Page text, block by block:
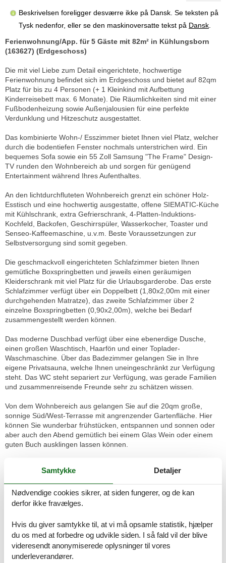
Beskrivelsen foreligger desværre ikke på Dansk. Se teksten på
Tysk nedenfor, eller se den maskinoversatte tekst på Dansk
Ferienwohnung/App. für 5 Gäste mit 82m² in Kühlungsborn
(163627) (Erdgeschoss)
Die mit viel Liebe zum Detail eingerichtete, hochwertige
Ferienwohnung befindet sich im Erdgeschoss und bietet auf 82qm
Platz für bis zu 4 Personen (+ 1 Kleinkind mit Aufbettung
Kinderreisebett max. 6 Monate). Die Räumlichkeiten sind mit einer
Fußbodenheizung sowie Außenjalousien für eine perfekte
Verdunklung und Hitzeschutz ausgestattet.
Das kombinierte Wohn-/ Esszimmer bietet Ihnen viel Platz, welcher
durch die bodentiefen Fenster nochmals unterstrichen wird. Ein
bequemes Sofa sowie ein 55 Zoll Samsung "The Frame" Design-
TV runden den Wohnbereich ab und sorgen für genügend
Entertainment während Ihres Aufenthaltes.
An den lichtdurchfluteten Wohnbereich grenzt ein schöner Holz-
Esstisch und eine hochwertig ausgestatte, offene SIEMATIC-Küche
mit Kühlschrank, extra Gefrierschrank, 4-Platten-Induktions-
Kochfeld, Backofen, Geschirrspüler, Wasserkocher, Toaster und
Senseo-Kaffeemaschine, u.v.m. Beste Voraussetzungen zur
Selbstversorgung sind somit gegeben.
Die geschmackvoll eingerichteten Schlafzimmer bieten Ihnen
gemütliche Boxspringbetten und jeweils einen geräumigen
Kleiderschrank mit viel Platz für die Urlaubsgarderobe. Das erste
Schlafzimmer verfügt über ein Doppelbett (1,80x2,00m mit einer
durchgehenden Matratze), das zweite Schlafzimmer über 2
einzelne Boxspringbetten (0,90x2,00m), welche bei Bedarf
zusammengestellt werden können.
Das moderne Duschbad verfügt über eine ebenerdige Dusche,
einen großen Waschtisch, Haarfön und einer Toplader-
Waschmaschine. Über das Badezimmer gelangen Sie in Ihre
eigene Privatsauna, welche Ihnen uneingeschränkt zur Verfügung
steht. Das WC steht separiert zur Verfügung, was gerade Familien
und zusammenreisende Freunde sehr zu schätzen wissen.
Von dem Wohnbereich aus gelangen Sie auf die 20qm große,
sonnige Süd/West-Terrasse mit angrenzender Gartenfläche. Hier
können Sie wunderbar frühstücken, entspannen und sonnen oder
aber auch den Abend gemütlich bei einem Glas Wein oder einem
guten Buch ausklingen lassen können.
Trotz Urlaub möchten geschäftlich online bleiben oder Urlaubsfotos
und Eindrücke mit Freunden teilen?! Gerne können Sie unseren
Wir bitten um Verständnis, dass das Rauchen in unserer Unterkunft
nicht gestattet ist, auch tierische Begleiter müssen leider zu Hause
bleiben.
In diesen Preisen sind enthalten:
Samtykke Detaljer
Nødvendige cookies sikrer, at siden fungerer, og de kan
derfor ikke fravælges.
Hvis du giver samtykke til, at vi må opsamle statistik, hjælper
du os med at forbedre og udvikle siden. I så fald vil der blive
videresendt anonymiserede oplysninger til vores
underleverandører.